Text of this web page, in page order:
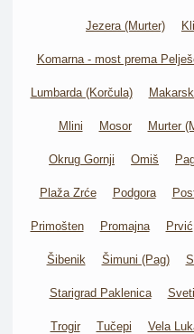
Jezera (Murter)
Komarna - most prema
Lumbarda (Korčula)
Mlini Mosor Murter
Okrug Gornji Omiš
Plaža Zrće Podgora
Primošten Promajna Prvić
Šibenik Šimuni (Pag)
Starigrad Paklenica
Trogir Tučepi Vela